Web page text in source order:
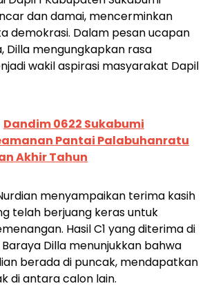
dan damai, mencerminkan
demokrasi. Dalam pesan ucapan
Dilla mengungkapkan rasa
wakil aspirasi masyarakat Dapil
Dandim 0622 Sukabumi
Pantai Palabuhanratu
Akhir Tahun
menyampaikan terima kasih
telah berjuang keras untuk
Hasil C1 yang diterima di
Dilla menunjukkan bahwa
berada di puncak, mendapatkan
di antara calon lain.